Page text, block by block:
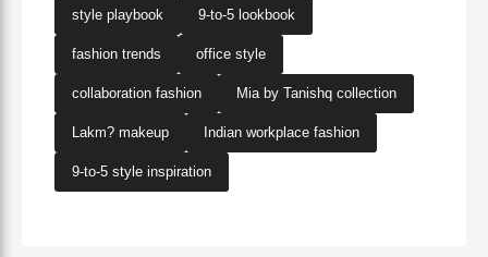
style playbook 9-to-5 lookbook
fashion trends office style
collaboration fashion Mia by Tanishq collection
Lakm? makeup Indian workplace fashion
9-to-5 style inspiration